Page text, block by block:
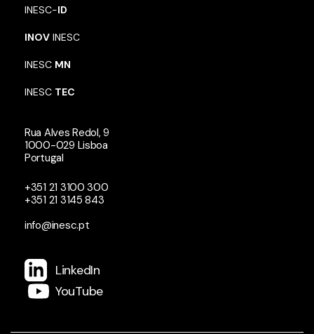
INESC-ID
INOV INESC
INESC MN
INESC TEC
Rua Alves Redol, 9
1000-029 Lisboa
Portugal
+351 21 3100 300
+351 21 3145 843
info@inesc.pt
LinkedIn
YouTube